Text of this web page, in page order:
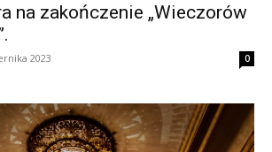
na zakończenie „Wieczorów
2023 0